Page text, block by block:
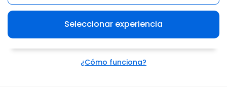
Seleccionar experiencia
¿Cómo funciona?